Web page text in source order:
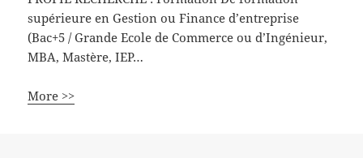
supérieure en Gestion ou Finance d’entreprise
(Bac+5 / Grande Ecole de Commerce ou d’Ingénieur,
MBA, Mastère, IEP…
More >>